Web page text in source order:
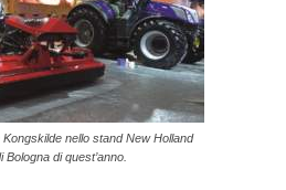
nello stand New Holland
Bologna di quest’anno.